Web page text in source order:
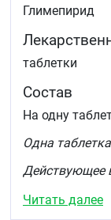
Глимепирид
таблетки
Состав
На одну
Одна
Действующее
Читать далее